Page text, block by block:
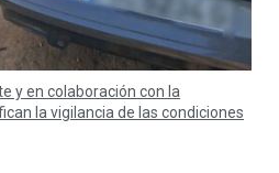
y en colaboración con la
la vigilancia de las condiciones